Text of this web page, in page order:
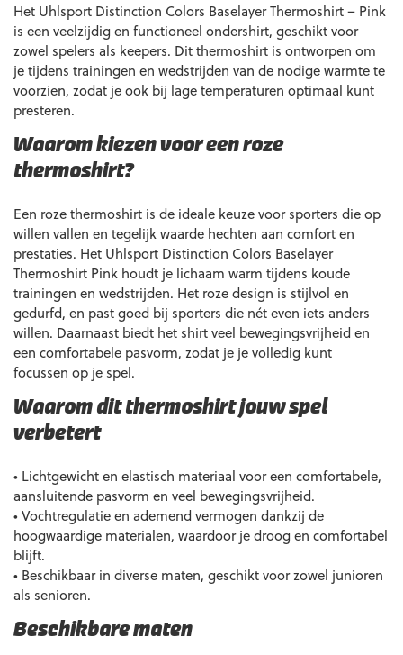
Het Uhlsport Distinction Colors Baselayer Thermoshirt – Pink
is een veelzijdig en functioneel ondershirt, geschikt voor
zowel spelers als keepers. Dit thermoshirt is ontworpen om
je tijdens trainingen en wedstrijden van de nodige warmte te
voorzien, zodat je ook bij lage temperaturen optimaal kunt
presteren.
Waarom kiezen voor een roze
thermoshirt?
Een roze thermoshirt is de ideale keuze voor sporters die op
willen vallen en tegelijk waarde hechten aan comfort en
prestaties. Het Uhlsport Distinction Colors Baselayer
Thermoshirt Pink houdt je lichaam warm tijdens koude
trainingen en wedstrijden. Het roze design is stijlvol en
gedurfd, en past goed bij sporters die nét even iets anders
willen. Daarnaast biedt het shirt veel bewegingsvrijheid en
een comfortabele pasvorm, zodat je je volledig kunt
focussen op je spel.
Waarom dit thermoshirt jouw spel
verbetert
• Lichtgewicht en elastisch materiaal voor een comfortabele,
aansluitende pasvorm en veel bewegingsvrijheid.
• Vochtregulatie en ademend vermogen dankzij de
hoogwaardige materialen, waardoor je droog en comfortabel
blijft.
• Beschikbaar in diverse maten, geschikt voor zowel junioren
als senioren.
Beschikbare maten